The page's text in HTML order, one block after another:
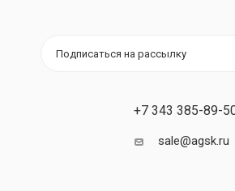
Подписаться на рассылку
+7 343 385-89-
sale@agsk.ru